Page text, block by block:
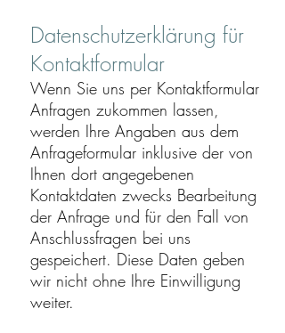
Datenschutzerklärung für
Kontaktformular
Wenn Sie uns per Kontaktformular
Anfragen zukommen lassen,
werden Ihre Angaben aus dem
Anfrageformular inklusive der von
Ihnen dort angegebenen
Kontaktdaten zwecks Bearbeitung
der Anfrage und für den Fall von
Anschlussfragen bei uns
gespeichert. Diese Daten geben
wir nicht ohne Ihre Einwilligung
weiter.